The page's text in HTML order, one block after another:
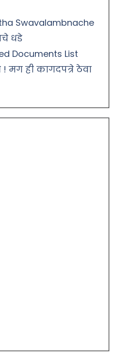
Swavalambnache
धडे
Documents List
मग ही कागदपत्रे ठेवा